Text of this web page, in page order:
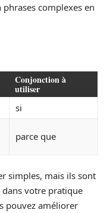
complexes en
Conjonction à
utiliser
si
parce que
simples, mais ils sont
dans votre pratique
pouvez améliorer